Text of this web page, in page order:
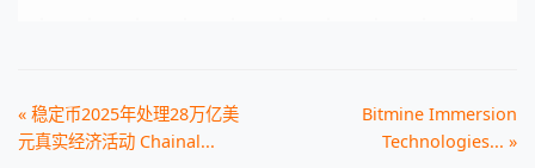
« 稳定币2025年处理28万亿美
元真实经济活动 Chainal...
Bitmine Immersion
Technologies... »